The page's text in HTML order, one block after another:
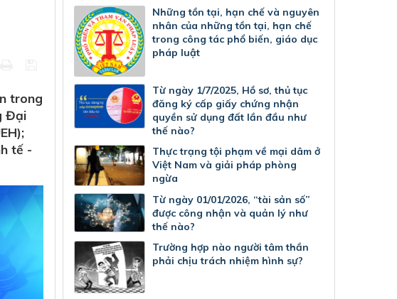
trong
Đại
tế -
Những tồn tại, hạn chế và nguyên
nhân của những tồn tại, hạn chế
trong công tác phổ biến, giáo dục
pháp luật
Từ ngày 1/7/2025, Hồ sơ, thủ tục
đăng ký cấp giấy chứng nhận
quyền sử dụng đất lần đầu như
thế nào?
Thực trạng tội phạm về mại dâm ở
Việt Nam và giải pháp phòng
ngừa
Từ ngày 01/01/2026, “tài sản số”
được công nhận và quản lý như
thế nào?
Trường hợp nào người tâm thần
phải chịu trách nhiệm hình sự?